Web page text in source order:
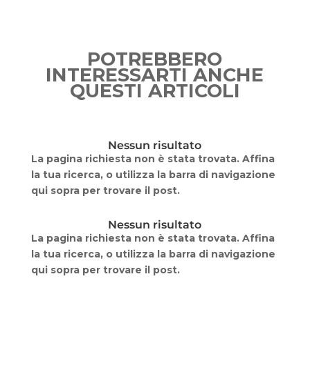
POTREBBERO
INTERESSARTI ANCHE
QUESTI ARTICOLI
Nessun risultato
La pagina richiesta non è stata trovata. Affina
la tua ricerca, o utilizza la barra di navigazione
qui sopra per trovare il post.
Nessun risultato
La pagina richiesta non è stata trovata. Affina
la tua ricerca, o utilizza la barra di navigazione
qui sopra per trovare il post.